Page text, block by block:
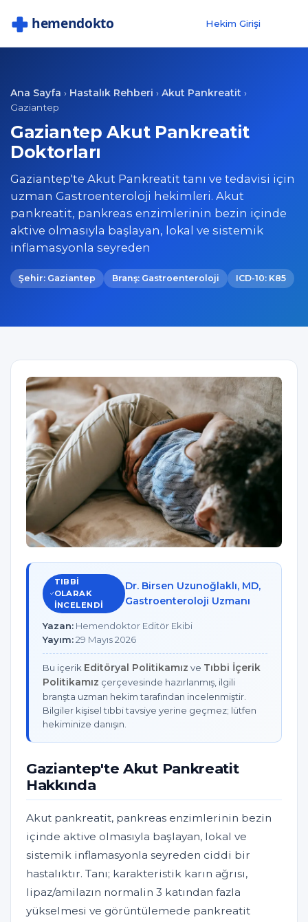
Hekim Girişi
Ana Sayfa › Hastalık Rehberi › Akut Pankreatit ›
Gaziantep
Gaziantep Akut Pankreatit
Doktorları
Gaziantep'te Akut Pankreatit tanı ve tedavisi için
uzman Gastroenteroloji hekimleri. Akut
pankreatit, pankreas enzimlerinin bezin içinde
aktive olmasıyla başlayan, lokal ve sistemik
inflamasyonla seyreden
Şehir: Gaziantep Branş: Gastroenteroloji ICD-10: K85
TIBBI
OLARAK
INCELENDI
Dr. Birsen Uzunoğlaklı, MD,
Gastroenteroloji Uzmanı
Yazan: Hemendoktor Editör Ekibi
Yayım:29 Mayıs 2026
Bu içerik Editöryal Politikamız ve Tıbbi İçerik
Politikamız çerçevesinde hazırlanmış, ilgili
branşta uzman hekim tarafından incelenmiştir.
Bilgiler kişisel tıbbi tavsiye yerine geçmez; lütfen
hekiminize danışın.
Gaziantep'te Akut Pankreatit
Hakkında
Akut pankreatit, pankreas enzimlerinin bezin
içinde aktive olmasıyla başlayan, lokal ve
sistemik inflamasyonla seyreden ciddi bir
hastalıktır. Tanı; karakteristik karın ağrısı,
lipaz/amilazın normalin 3 katından fazla
yükselmesi ve görüntülemede pankreatit